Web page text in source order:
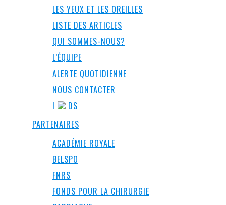
LES YEUX ET LES OREILLES
LISTE DES ARTICLES
QUI SOMMES-NOUS?
L’ÉQUIPE
ALERTE QUOTIDIENNE
NOUS CONTACTER
I
DS
PARTENAIRES
ACADÉMIE ROYALE
BELSPO
FNRS
FONDS POUR LA CHIRURGIE